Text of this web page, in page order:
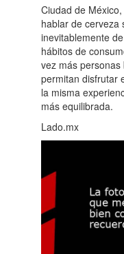
Ciudad de
hablar de cerveza
inevitablemente
hábitos de
vez más
permitan disfrutar
la misma
más equilibrada.
Lado.mx